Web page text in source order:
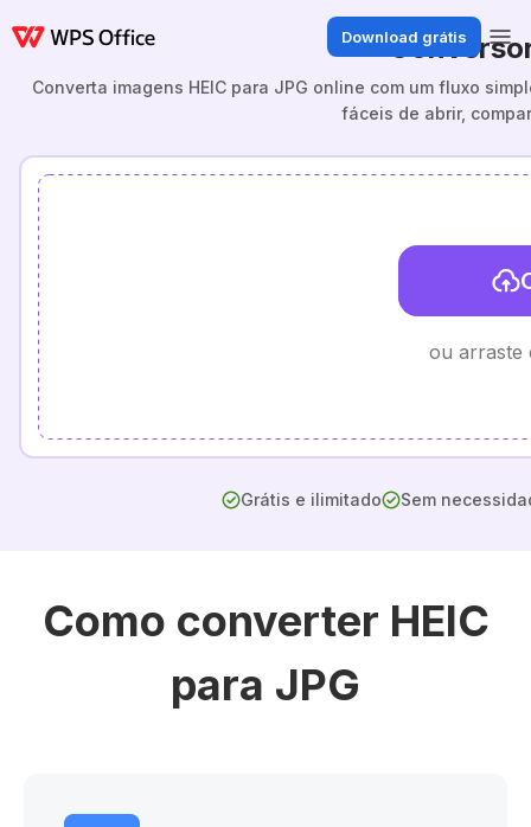
Download grátis
Converta imagens HEIC para JPG online com um fluxo
fáceis de abrir,
ou arraste
Grátis e ilimitado Sem
Como converter HEIC
para JPG